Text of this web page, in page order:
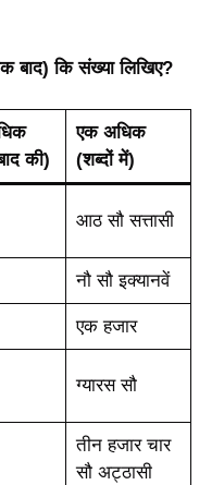
बाद) कि संख्या लिखिए?
की)
एक अधिक
(शब्दों में)
आठ सौ सत्तासी
नौ सौ इक्यानवें
एक हजार
ग्यारस सौ
तीन हजार चार
सौ अट्ठासी